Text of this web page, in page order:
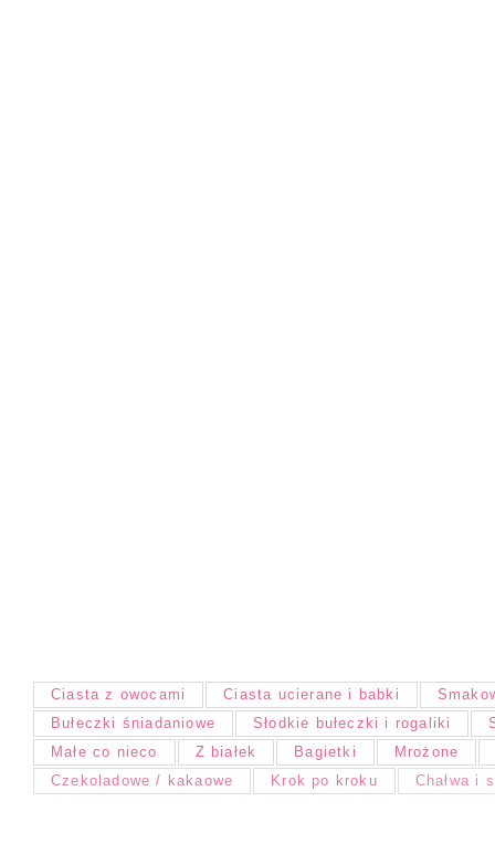
Ciasta z owocami Ciasta ucierane i babki
Bułeczki śniadaniowe
Słodkie bułeczki i rogaliki
Małe co nieco
Z białek Bagietki
Mrożone
Czekoladowe / kakaowe
Krok po kroku Chałwa i